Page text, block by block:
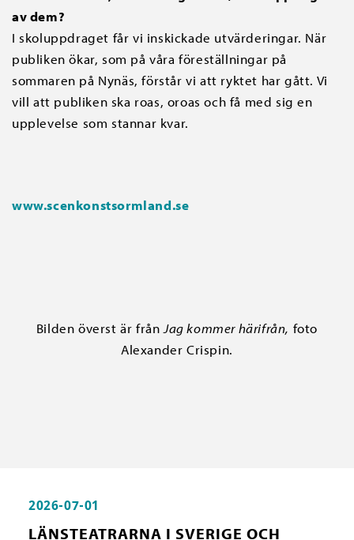
av dem?
I skoluppdraget får vi inskickade utvärderingar. När
publiken ökar, som på våra föreställningar på
sommaren på Nynäs, förstår vi att ryktet har gått. Vi
vill att publiken ska roas, oroas och få med sig en
upplevelse som stannar kvar.
www.scenkonstsormland.se
Bilden överst är från Jag kommer härifrån, foto
Alexander Crispin.
2026-07-01
LÄNSTEATRARNA I SVERIGE OCH